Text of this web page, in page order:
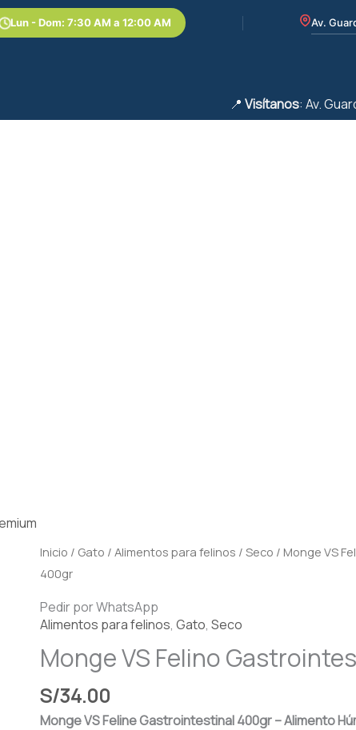
Lun - Dom: 7:30 AM a 12:00 AM Av.
📍 Visítanos: Av.
Inicio / Gato / Alimentos para felinos / Seco / Monge VS
400gr
Pedir por WhatsApp
Alimentos para felinos, Gato, Seco
Monge VS Felino
S/34.00
Monge VS Feline Gastrointestinal 400gr – Alimento